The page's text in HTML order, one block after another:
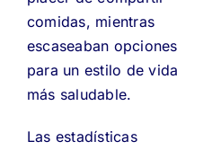
comidas, mientras
escaseaban opciones
para un estilo de vida
más saludable.
Las estadísticas